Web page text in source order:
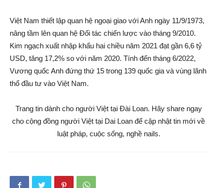
Việt Nam thiết lập quan hệ ngoại giao với Anh ngày 11/9/1973,
nâng tầm lên quan hệ Đối tác chiến lược vào tháng 9/2010.
Kim ngạch xuất nhập khẩu hai chiều năm 2021 đạt gần 6,6 tỷ
USD, tăng 17,2% so với năm 2020. Tính đến tháng 6/2022,
Vương quốc Anh đứng thứ 15 trong 139 quốc gia và vùng lãnh
thổ đầu tư vào Việt Nam.
Trang tin dành cho người Việt tại Đài Loan. Hãy share ngay
cho cộng đồng người Việt tại Dai Loan để cập nhật tin mới về
luật pháp, cuộc sống, nghề nails.